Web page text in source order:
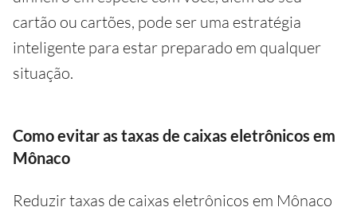
cartão ou cartões, pode ser uma estratégia
inteligente para estar preparado em qualquer
situação.
Como evitar as taxas de caixas eletrônicos em
Mônaco
Reduzir taxas de caixas eletrônicos em Mônaco